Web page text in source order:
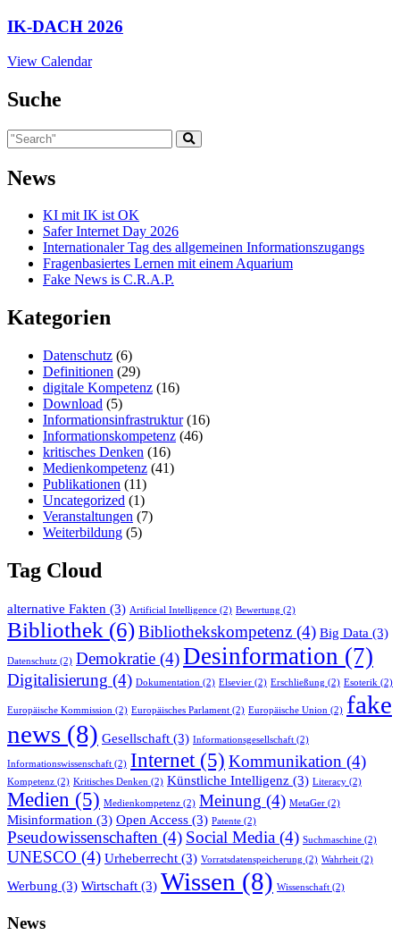
IK-DACH 2026
View Calendar
Suche
News
KI mit IK ist OK
Safer Internet Day 2026
Internationaler Tag des allgemeinen Informationszugangs
Fragenbasiertes Lernen mit einem Aquarium
Fake News is C.R.A.P.
Kategorien
Datenschutz (6)
Definitionen (29)
digitale Kompetenz (16)
Download (5)
Informationsinfrastruktur(16)
Informationskompetenz (46)
kritisches Denken (16)
Medienkompetenz (41)
Publikationen (11)
Uncategorized (1)
Veranstaltungen (7)
Weiterbildung (5)
Tag Cloud
alternative Fakten (3) Artificial Intelligence (2) Bewertung (2)
Bibliothek (6)Bibliothekskompetenz (4) Big Data (3)
Datenschutz (2) Demokratie (4)Desinformation (7)
Digitalisierung (4) Dokumentation (2) Elsevier (2) Erschließung (2) Esoterik (2)
Europäische Kommission (2) Europäisches Parlament (2) Europäische Union (2) fake
news (8) Gesellschaft (3) Informationsgesellschaft (2)
Informationswissenschaft (2) Internet(5) Kommunikation (4)
Kompetenz (2) Kritisches Denken (2) Künstliche Intelligenz (3) Literacy (2)
Medien (5) Medienkompetenz (2) Meinung (4) MetaGer (2)
Misinformation (3) Open Access (3) Patente (2)
Pseudowissenschaften (4) Social Media (4) Suchmaschine (2)
UNESCO (4) Urheberrecht (3) Vorratsdatenspeicherung (2) Wahrheit (2)
Werbung (3) Wirtschaft (3) Wissen (8) Wissenschaft (2)
News